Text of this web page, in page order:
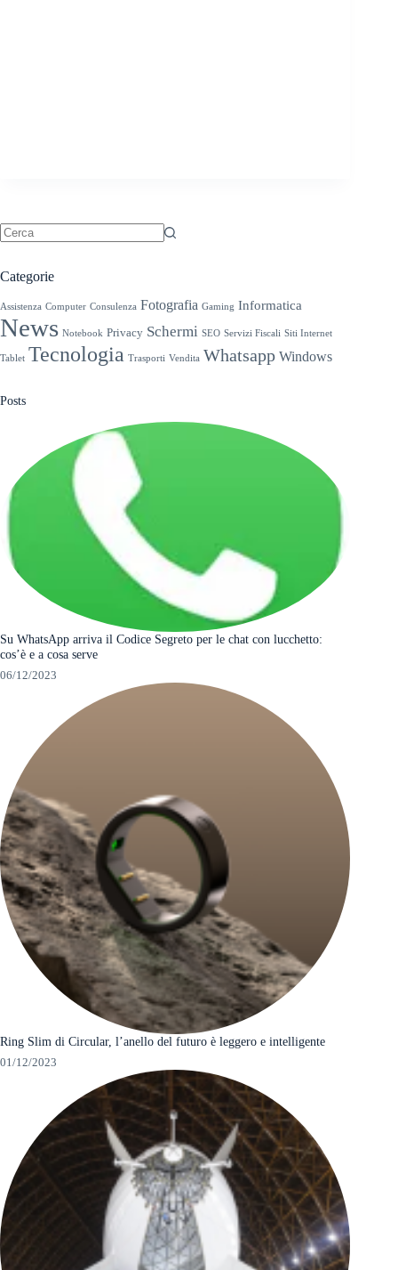
Categorie
Assistenza Computer Consulenza Fotografia Gaming Informatica
News Notebook Privacy Schermi SEO Servizi Fiscali Siti Internet
Tablet Tecnologia Trasporti Vendita Whatsapp Windows
Posts
Su WhatsApp arriva il Codice Segreto per le chat con lucchetto:
cos’è e a cosa serve
06/12/2023
Ring Slim di Circular, l’anello del futuro è leggero e intelligente
01/12/2023